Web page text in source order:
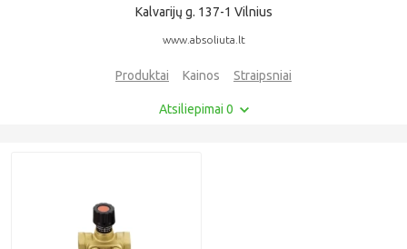
Kalvarijų g. 137-1 Vilnius
www.absoliuta.lt
Produktai Kainos Straipsniai
Atsiliepimai 0